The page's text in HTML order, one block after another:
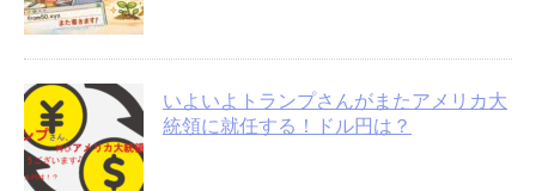
いよいよトランプさんがまたアメリカ大
統領に就任する！ドル円は？